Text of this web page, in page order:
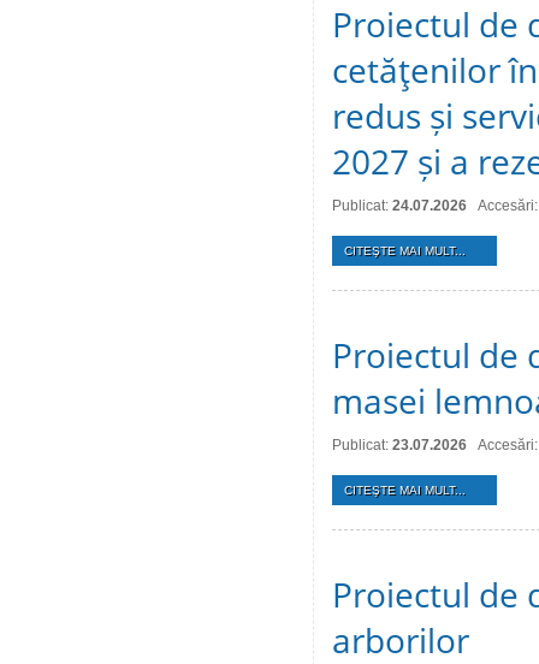
Proiectul de
cetăţenilor
redus și
2027 și a
Publicat: 24.07.2026
CITEŞTE MAI MULT...
Proiectul de
masei
Publicat: 23.07.2026
CITEŞTE MAI MULT...
Proiectul de
arborilor